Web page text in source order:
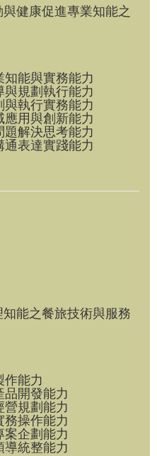
健康促進專業知能之
知能與實務能力
規劃執行能力
執行實務能力
用與創新能力
解決思考能力
表達實踐能力
能之餐旅技術與服務
作能力
品開發能力
規劃能力
操作能力
案企劃能力
導統整能力